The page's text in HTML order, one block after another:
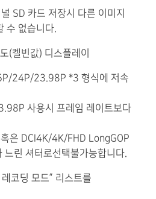
SD 카드 저장시 다른 이미지
수 없습니다.
(켈빈값) 디스플레이
24P/23.98P *3 형식에 저속
사용시 프레임 레이트보다
은 DCI4K/4K/FHD LongGOP
느린 셔터로선택불가능합니다.
코딩 모드” 리스트를